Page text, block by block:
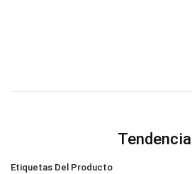
Etiquetas Del Producto